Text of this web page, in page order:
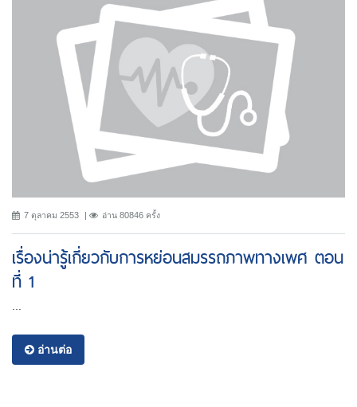
7 ตุลาคม 2553 อ่าน 80846 ครั้ง
เรื่องน่ารู้เกี่ยวกับการหย่อนสมรรถภาพทางเพศ ตอน
ที่ 1
อ่านต่อ